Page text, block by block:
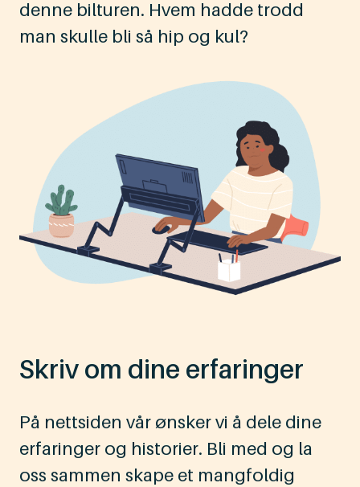
denne bilturen. Hvem hadde trodd
man skulle bli så hip og kul?
Skriv om dine erfaringer
På nettsiden vår ønsker vi å dele dine
erfaringer og historier. Bli med og la
oss sammen skape et mangfoldig